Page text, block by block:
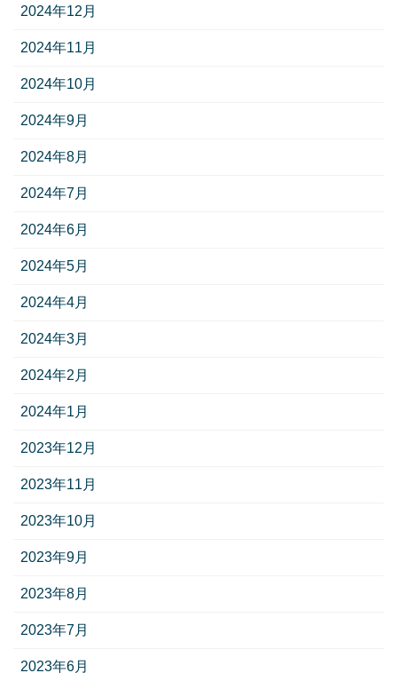
2024年12月
2024年11月
2024年10月
2024年9月
2024年8月
2024年7月
2024年6月
2024年5月
2024年4月
2024年3月
2024年2月
2024年1月
2023年12月
2023年11月
2023年10月
2023年9月
2023年8月
2023年7月
2023年6月